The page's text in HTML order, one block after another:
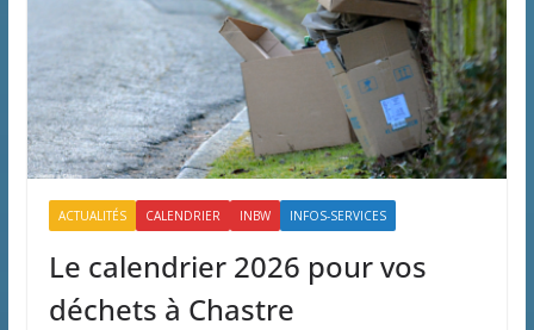
ACTUALITÉS CALENDRIER INBW INFOS-SERVICES
Le calendrier 2026 pour vos
déchets à Chastre